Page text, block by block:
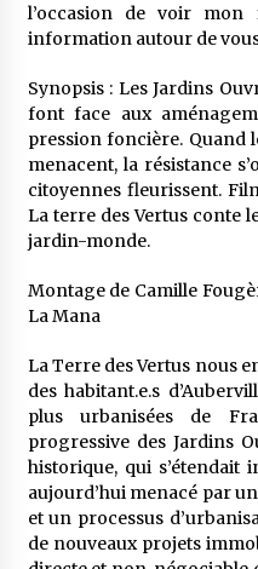
l’occasion de voir
information autour de
Synopsis : Les Jardins
font face aux
pression foncière. Quand
menacent, la résistance
citoyennes fleurissent.
La terre des Vertus conte
jardin-monde.
Montage de Camille
La Mana
La Terre des Vertus nous
des habitant.e.s
plus urbanisées de
progressive des Jardins
historique, qui s’étendait
aujourd’hui menacé par
et un processus
de nouveaux projets